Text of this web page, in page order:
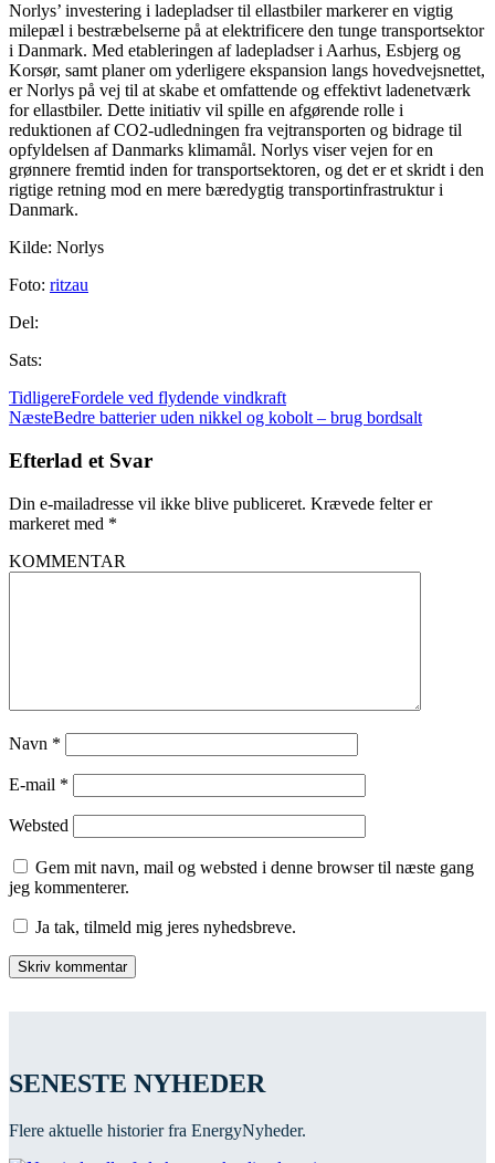
Norlys’ investering i ladepladser til ellastbiler markerer en vigtig
milepæl i bestræbelserne på at elektrificere den tunge transportsektor
i Danmark. Med etableringen af ladepladser i Aarhus, Esbjerg og
Korsør, samt planer om yderligere ekspansion langs hovedvejsnettet,
er Norlys på vej til at skabe et omfattende og effektivt ladenetværk
for ellastbiler. Dette initiativ vil spille en afgørende rolle i
reduktionen af CO2-udledningen fra vejtransporten og bidrage til
opfyldelsen af Danmarks klimamål. Norlys viser vejen for en
grønnere fremtid inden for transportsektoren, og det er et skridt i den
rigtige retning mod en mere bæredygtig transportinfrastruktur i
Danmark.
Kilde: Norlys
Foto: ritzau
Del:
Sats:
TidligereFordele ved flydende vindkraft
NæsteBedre batterier uden nikkel og kobolt – brug bordsalt
Efterlad et Svar
Din e-mailadresse vil ikke blive publiceret. Krævede felter er
markeret med *
KOMMENTAR
Navn *
E-mail *
Websted
Gem mit navn, mail og websted i denne browser til næste gang
jeg kommenterer.
Ja tak, tilmeld mig jeres nyhedsbreve.
SENESTE NYHEDER
Flere aktuelle historier fra EnergyNyheder.